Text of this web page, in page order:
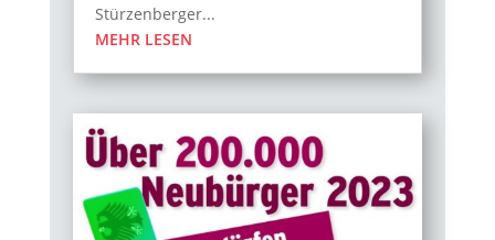
Stürzenberger...
MEHR LESEN